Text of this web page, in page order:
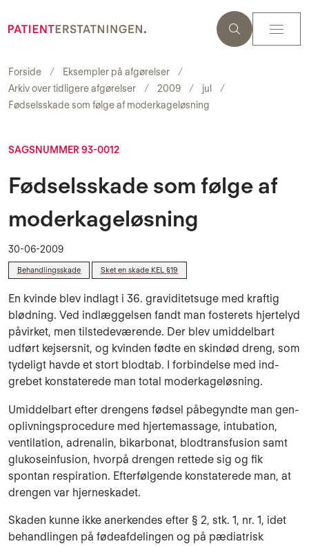
Forside
Eksempler på afgørelser
Arkiv over tidligere afgørelser
2009
jul
Fødselsskade som følge af moderkageløsning
SAGSNUMMER 93-0012
Fødselsskade som følge af
moderkageløsning
30-06-2009
Behandlingsskade Sket en skade KEL §19
En kvinde blev indlagt i 36. graviditetsuge med kraftig
blødning. Ved indlæggelsen fandt man foste­rets hjertelyd
påvirket, men tilstede­værende. Der blev umid­delbart
udført kej­sersnit, og kvinden fødte en skin­død dreng, som
tydeligt havde et stort blodtab. I forbindelse med ind­
grebet konstaterede man total moderkageløsning.
Umiddelbart efter drengens fødsel påbegyndte man gen­
op­livningspro­cedure med hjertemas­sage, in­tuba­ti­on,
venti­lation, adrenalin, bikarbo­nat, blodtransfusion samt
gluko­seinfu­sion, hvorpå dren­gen rettede sig og fik
spontan respirati­on. Efterfølgende kon­staterede man, at
drengen var hjer­neskadet.
Skaden kunne ikke anerkendes efter § 2, stk. 1, nr. 1, idet
behandlin­gen på fø­deafdelin­gen og på pædiatrisk